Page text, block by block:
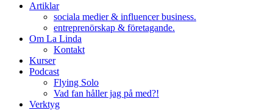
Artiklar
sociala medier & influencer business.
entreprenörskap & företagande.
Om La Linda
Kontakt
Kurser
Podcast
Flying Solo
Vad fan håller jag på med?!
Verktyg